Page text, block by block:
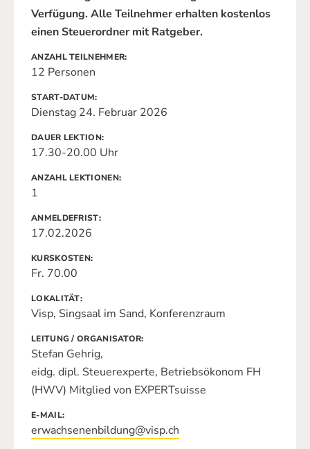
Verfügung. Alle Teilnehmer erhalten kostenlos
einen Steuerordner mit Ratgeber.
ANZAHL TEILNEHMER
12 Personen
START-DATUM
Dienstag 24. Februar 2026
DAUER LEKTION
17.30-20.00 Uhr
ANZAHL LEKTIONEN
1
ANMELDEFRIST
17.02.2026
KURSKOSTEN
Fr. 70.00
LOKALITÄT
Visp, Singsaal im Sand, Konferenzraum
LEITUNG / ORGANISATOR
Stefan Gehrig,
eidg. dipl. Steuerexperte, Betriebsökonom FH
(HWV) Mitglied von EXPERTsuisse
E-MAIL
erwachsenenbildung@visp.ch